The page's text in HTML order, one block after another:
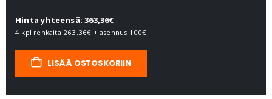
Hinta yhteensä: 363,36€
4 kpl renkaita 263.36€ + asennus 100€
LISÄÄ OSTOSKORIIN